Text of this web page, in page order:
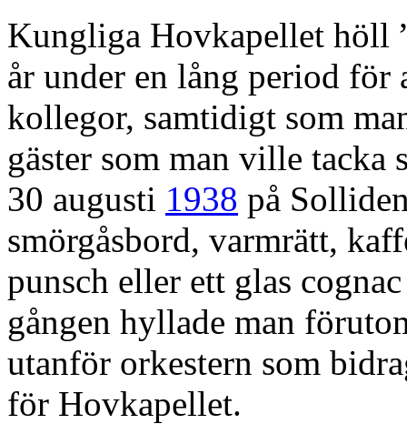
Kungliga Hovkapellet höll
år under en lång period för
kollegor, samtidigt som
gäster som man ville tacka
30 augusti 1938 på
smörgåsbord, varmrätt,
punsch eller ett glas
gången hyllade man
utanför orkestern som
för Hovkapellet.